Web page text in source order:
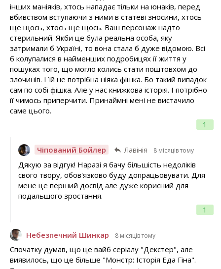
1
інших маніяків, хтось нападає тільки на юнаків, перед
вбивством вступаючи з ними в статеві зносини, хтось
ще щось, хтось ще щось. Ваш персонаж надто
стерильний. Якби це була реальна особа, яку
затримали б Україні, то вона стала б дуже відомою. Всі
б колупалися в найменших подробицях її життя у
пошуках того, що могло колись стати поштовхом до
злочинів. І їй не потрібна ніяка фішка. Бо такий випадок
сам по собі фішка. Але у нас книжкова історія. І потрібно
її чимось приперчити. Принаймні мені не вистачило
саме цього.
Чіпований Бойлер Лавінія 8 місяців тому
1
Дякую за відгук! Наразі я бачу більшість недоліків
свого твору, обов'язково буду допрацьовувати. Для
мене це перший досвід але дуже корисний для
подальшого зростання.
Небезпечний Шинкар 8 місяців тому
Спочатку думав, що це вайб серіалу "Декстер", але
виявилось, що це більше "Монстр: Історія Еда Гіна".